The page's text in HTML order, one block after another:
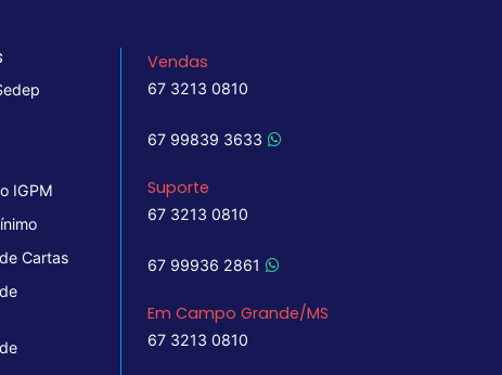
IGPM
Cartas
Vendas
67 3213 0810
67 99839 3633
Suporte
67 3213 0810
67 99936 2861
Em Campo Grande/MS
67 3213 0810